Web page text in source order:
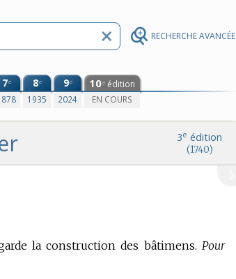
RECHERCHE AVANCÉE
7e 8e
1935
9e
2024
10e édition
EN COURS
3e édition
(1740)
la construction des bâtimens. Pour